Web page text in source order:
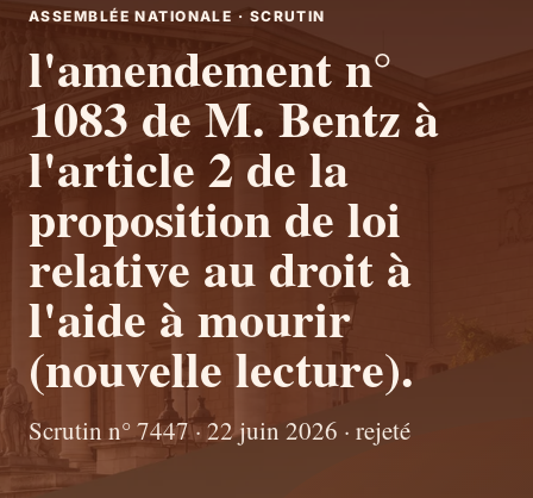
ASSEMBLÉE NATIONALE · SCRUTIN
l'amendement n°
1083 de M. Bentz à
l'article 2 de la
proposition de loi
relative au droit à
l'aide à mourir
(nouvelle lecture).
Scrutin n° 7447 · 22 juin 2026 · rejeté